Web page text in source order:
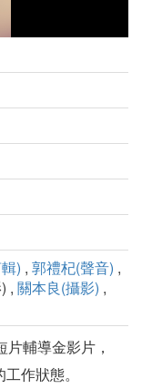
) , 郭禮杞(聲音) ,
, 關本良(攝影) ,
輔導金影片，
作狀態。